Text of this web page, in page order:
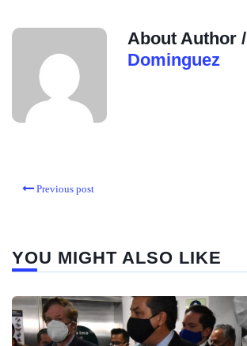
About Author /
Dominguez
Previous post
YOU MIGHT ALSO LIKE